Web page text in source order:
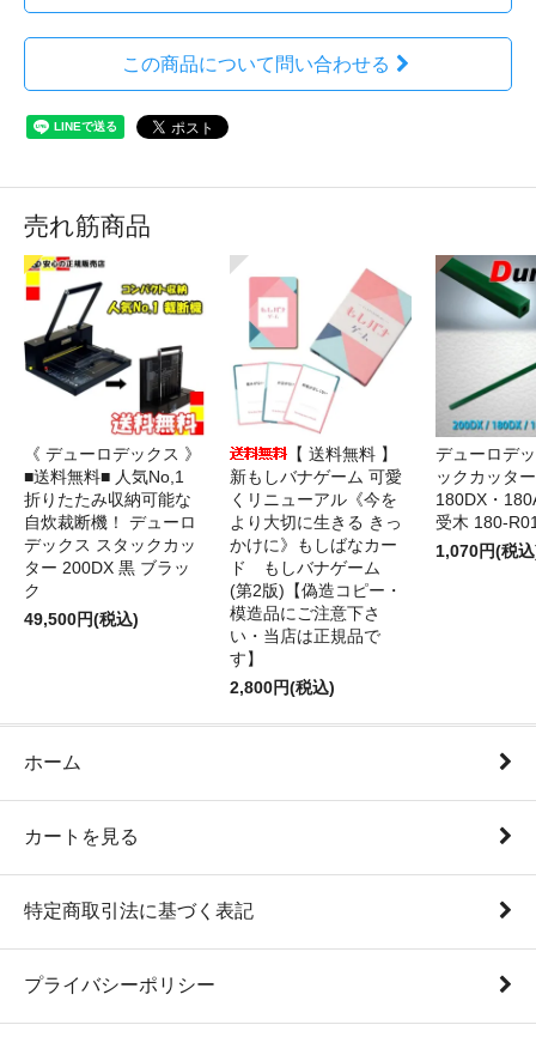
この商品について問い合わせる
売れ筋商品
《 デューロデックス 》
■送料無料■ 人気No,1
折りたたみ収納可能な
自炊裁断機！ デューロ
デックス スタックカッ
ター 200DX 黒 ブラッ
ク
49,500円(税込)
【 送料無料 】
新もしバナゲーム 可愛
くリニューアル《今を
より大切に生きる きっ
かけに》もしばなカー
ド もしバナゲーム
(第2版)【偽造コピー・
模造品にご注意下さ
い・当店は正規品で
す】
2,800円(税込)
デューロデ
ックカッタ
180DX・
受木 180-
1,070円(税
ホーム
カートを見る
特定商取引法に基づく表記
プライバシーポリシー